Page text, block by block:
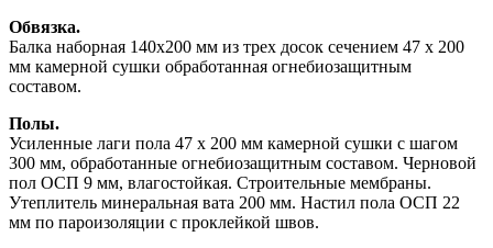
Обвязка.
Балка наборная 140х200 мм из трех досок сечением 47 х 200
мм камерной сушки обработанная огнебиозащитным
составом.
Полы.
Усиленные лаги пола 47 х 200 мм камерной сушки с шагом
300 мм, обработанные огнебиозащитным составом. Черновой
пол ОСП 9 мм, влагостойкая. Строительные мембраны.
Утеплитель минеральная вата 200 мм. Настил пола ОСП 22
мм по пароизоляции с проклейкой швов.